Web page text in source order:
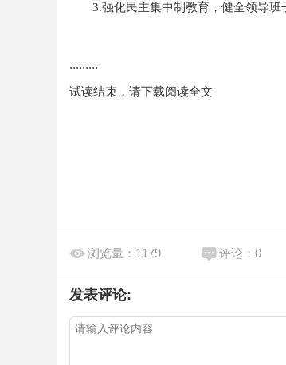
3.强化民主集中制教育，健全领导班
.........
试读结束，请下载阅读全文
浏览量：1179 评论：0
发表评论: